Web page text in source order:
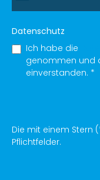
Datenschutz
Ich habe die
genommen und
einverstanden. *
Die mit einem Stern
Pflichtfelder.